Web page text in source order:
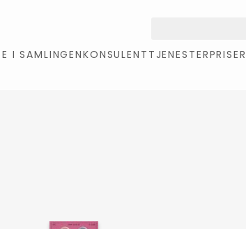
I SAMLINGENKONSULENTTJENESTERPRISER